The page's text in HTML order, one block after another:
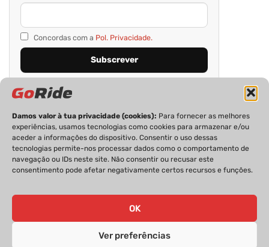
Damos valor à tua privacidade (cookies): Para fornecer as melhores
experiências, usamos tecnologias como cookies para armazenar e/ou
aceder a informações do dispositivo. Consentir o uso dessas
tecnologias permite-nos processar dados como o comportamento de
navegação ou IDs neste site. Não consentir ou recusar este
consentimento pode afetar negativamente certos recursos e funções.
OK
Ver preferências
Concordas com a Pol. Privacidade.
PRIVACIDADE FICHA TÉCNICA
ESTATUTO EDITORIAL